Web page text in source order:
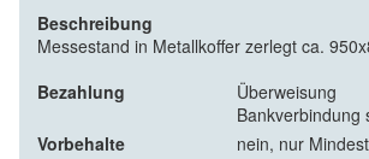
Beschreibung
Messestand in Metallkoffer zerlegt ca.
Bezahlung
Überweisung
Bankverbindung
Vorbehalte
nein, nur